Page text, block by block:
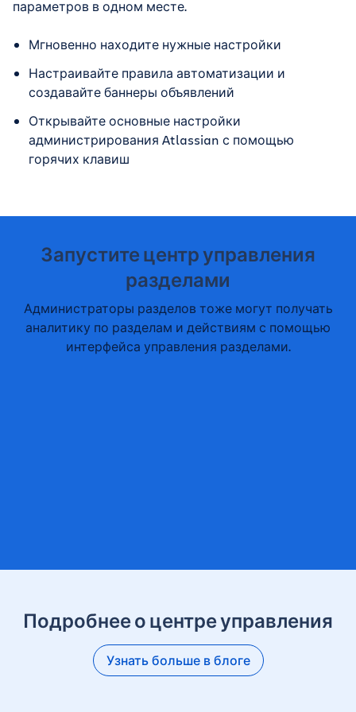
параметров в одном месте.
Мгновенно находите нужные настройки
Настраивайте правила автоматизации и
создавайте баннеры объявлений
Открывайте основные настройки
администрирования Atlassian с помощью
горячих клавиш
Запустите центр управления
разделами
Администраторы разделов тоже могут получать
аналитику по разделам и действиям с помощью
интерфейса управления разделами.
Подробнее о центре управления
Узнать больше в блоге